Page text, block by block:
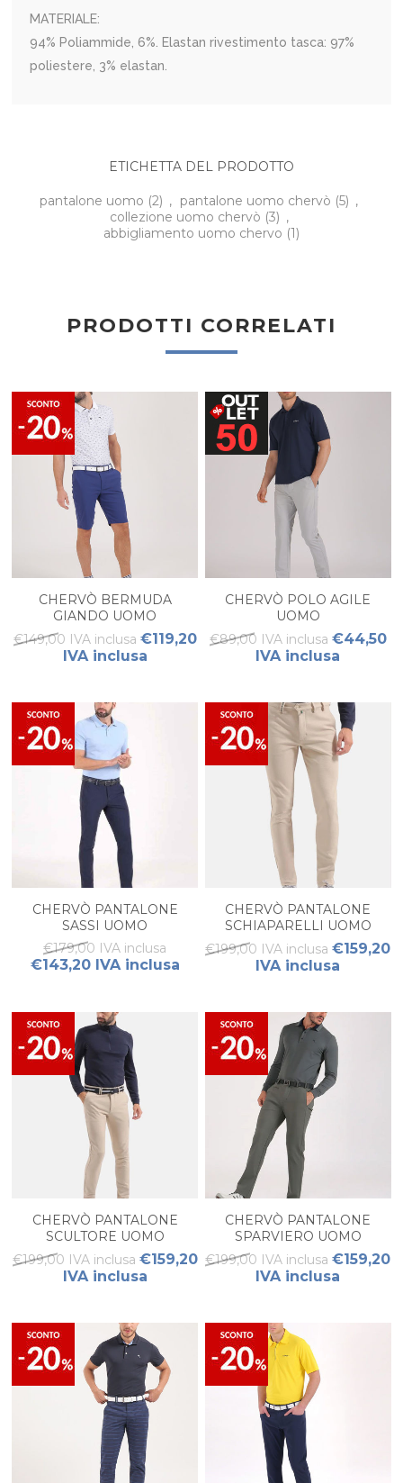
MATERIALE:
94% Poliammide, 6%. Elastan rivestimento tasca: 97%
poliestere, 3% elastan.
ETICHETTA DEL PRODOTTO
pantalone uomo (2) , pantalone uomo chervò (5) ,
collezione uomo chervò (3) ,
abbigliamento uomo chervo (1)
PRODOTTI CORRELATI
CHERVÒ BERMUDA
GIANDO UOMO
€149,00 IVA inclusa €119,20
IVA inclusa
CHERVÒ POLO AGILE
UOMO
€89,00 IVA inclusa €44,50
IVA inclusa
CHERVÒ PANTALONE
SASSI UOMO
€179,00 IVA inclusa
€143,20 IVA inclusa
CHERVÒ PANTALONE
SCHIAPARELLI UOMO
€199,00 IVA inclusa €159,20
IVA inclusa
CHERVÒ PANTALONE
SCULTORE UOMO
€199,00 IVA inclusa €159,20
IVA inclusa
CHERVÒ PANTALONE
SPARVIERO UOMO
€199,00 IVA inclusa €159,20
IVA inclusa